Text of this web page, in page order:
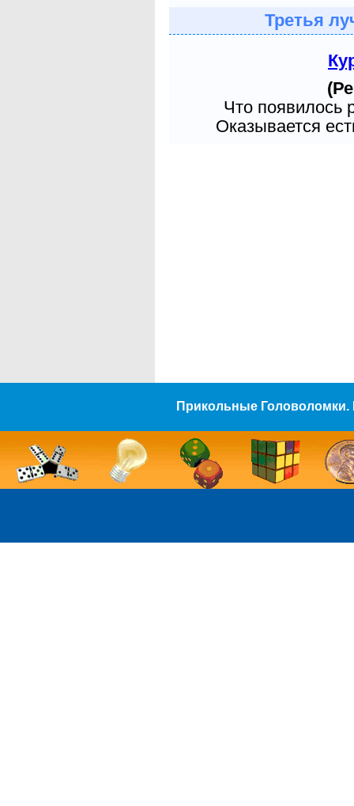
Третья
Что появилось
Оказывается
Прикольные